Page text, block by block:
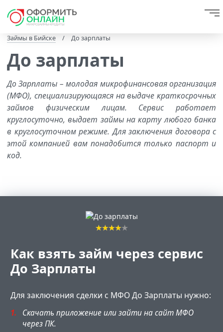
Займы в Бийске / До зарплаты
До зарплаты
До Зарплаты – молодая микрофинансовая организация
(МФО), специализирующаяся на выдаче краткосрочных
займов физическим лицам. Сервис работает
круглосуточно, выдает займы на карту любого банка
в круглосуточном режиме. Для заключения договора с
этой компанией вам понадобится только паспорт и
код.
Как взять займ через сервис
До Зарплаты
Для заключения сделки с МФО До Зарплаты нужно:
Скачать приложение или зайти на сайт МФО
через ПК.